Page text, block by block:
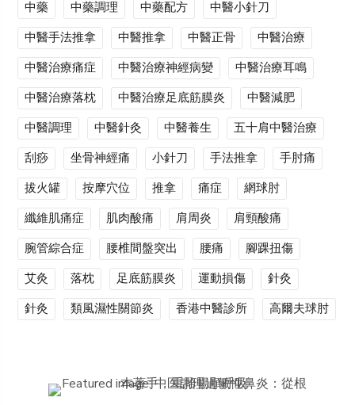
中藥 中藥調理 中藥配方
中醫小針刀
中醫手法推拿
中醫推拿 中醫正骨
中醫治療
中醫治療痛症
中醫治療神經病變
中醫治療耳鳴
中醫治療落枕
中醫治療足底筋膜炎
中醫減肥
中醫調理
中醫針灸 中醫養生
五十肩中醫治療
刮痧
坐骨神經痛 小針刀 手法推拿
手肘痛
拔火罐
按摩穴位 推拿 痛症
網球肘
纖維肌痛症
肌肉酸痛 肩周炎
肩頸酸痛
腕管綜合症
腰椎間盤突出 腰痛
腳踝扭傷
艾灸
落枕 足底筋膜炎 運動損傷
針灸
針灸
類風濕性關節炎 香港中醫診所 高爾夫球肘